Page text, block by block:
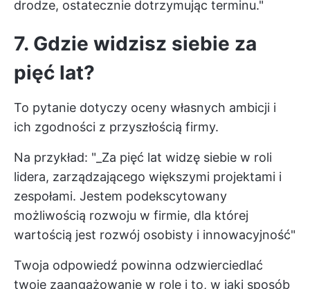
drodze, ostatecznie dotrzymując terminu."
7. Gdzie widzisz siebie za
pięć lat?
To pytanie dotyczy oceny własnych ambicji i
ich zgodności z przyszłością firmy.
Na przykład: "_Za pięć lat widzę siebie w roli
lidera, zarządzającego większymi projektami i
zespołami. Jestem podekscytowany
możliwością rozwoju w firmie, dla której
wartością jest rozwój osobisty i innowacyjność"
Twoja odpowiedź powinna odzwierciedlać
twoje zaangażowanie w rolę i to, w jaki sposób